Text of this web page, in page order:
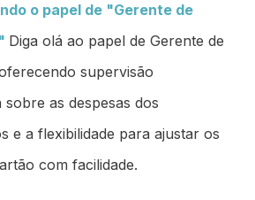
o papel de "Gerente de
Diga olá ao papel de Gerente de
supervisão
as despesas dos
e a flexibilidade para ajustar os
com facilidade.